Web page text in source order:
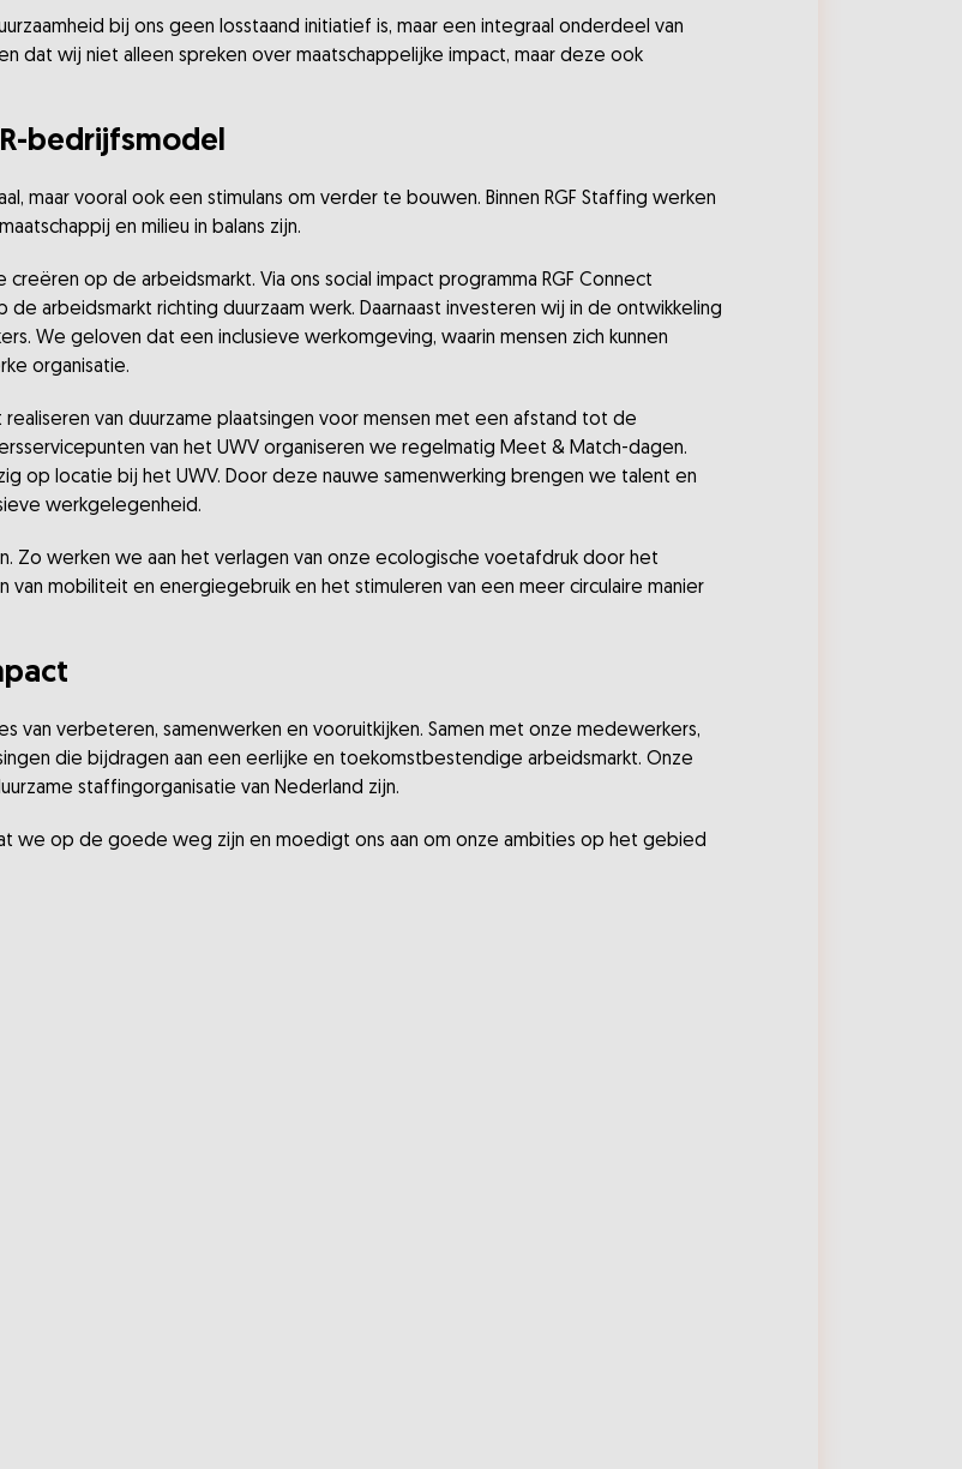
bij ons geen losstaand initiatief is, maar een integraal onderdeel van
dat wij niet alleen spreken over maatschappelijke impact, maar deze ook
bedrijfsmodel
maar vooral ook een stimulans om verder te bouwen. Binnen RGF Staffing werken
en milieu in balans zijn.
op de arbeidsmarkt. Via ons social impact programma RGF Connect
arbeidsmarkt richting duurzaam werk. Daarnaast investeren wij in de ontwikkeling
We geloven dat een inclusieve werkomgeving, waarin mensen zich kunnen
organisatie.
realiseren van duurzame plaatsingen voor mensen met een afstand tot de
van het UWV organiseren we regelmatig Meet & Match-dagen.
op locatie bij het UWV. Door deze nauwe samenwerking brengen we talent en
werkgelegenheid.
Zo werken we aan het verlagen van onze ecologische voetafdruk door het
van mobiliteit en energiegebruik en het stimuleren van een meer circulaire manier
van verbeteren, samenwerken en vooruitkijken. Samen met onze medewerkers,
die bijdragen aan een eerlijke en toekomstbestendige arbeidsmarkt. Onze
staffingorganisatie van Nederland zijn.
we op de goede weg zijn en moedigt ons aan om onze ambities op het gebied